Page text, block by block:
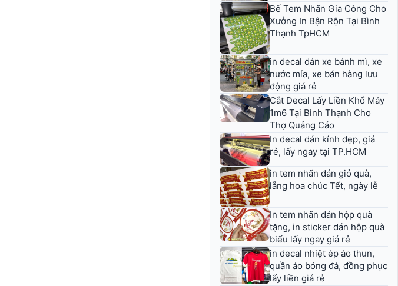
Bế Tem Nhãn Gia Công Cho
Xưởng In Bận Rộn Tại Bình
Thạnh TpHCM
in decal dán xe bánh mì, xe
nước mía, xe bán hàng lưu
động giá rẻ
Cắt Decal Lấy Liền Khổ Máy
1m6 Tại Bình Thạnh Cho
Thợ Quảng Cáo
In decal dán kính đẹp, giá
rẻ, lấy ngay tại TP.HCM
in tem nhãn dán giỏ quà,
lẵng hoa chúc Tết, ngày lễ
In tem nhãn dán hộp quà
tặng, in sticker dán hộp quà
biếu lấy ngay giá rẻ
in decal nhiệt ép áo thun,
quần áo bóng đá, đồng phục
lấy liền giá rẻ